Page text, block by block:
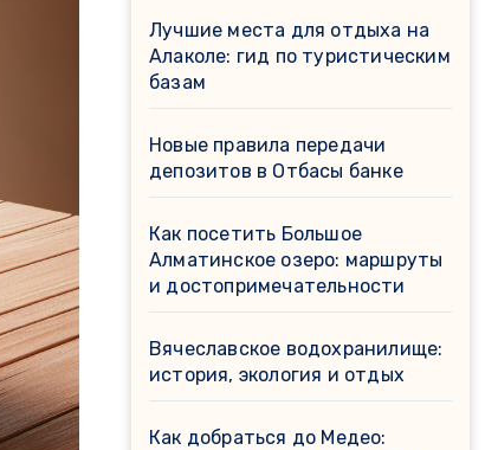
Лучшие места для отдыха на
Алаколе: гид по туристическим
базам
Новые правила передачи
депозитов в Отбасы банке
Как посетить Большое
Алматинское озеро: маршруты
и достопримечательности
Вячеславское водохранилище:
история, экология и отдых
Как добраться до Медео: